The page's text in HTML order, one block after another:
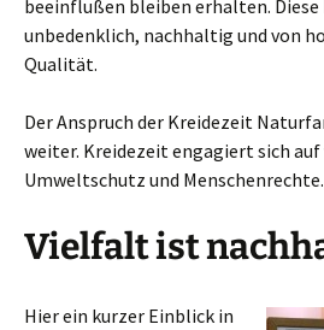
beeinflußen bleiben erhalten. Diese
unbedenklich, nachhaltig und von
Qualität.
Der Anspruch der Kreidezeit
weiter. Kreidezeit engagiert sich
Umweltschutz und Menschenrechte.
Vielfalt ist
Hier ein kurzer Einblick in